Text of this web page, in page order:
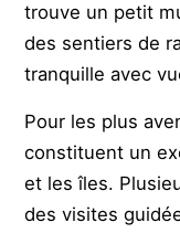
trouve un petit
des sentiers de
tranquille avec
Pour les plus
constituent un
et les îles.
des visites